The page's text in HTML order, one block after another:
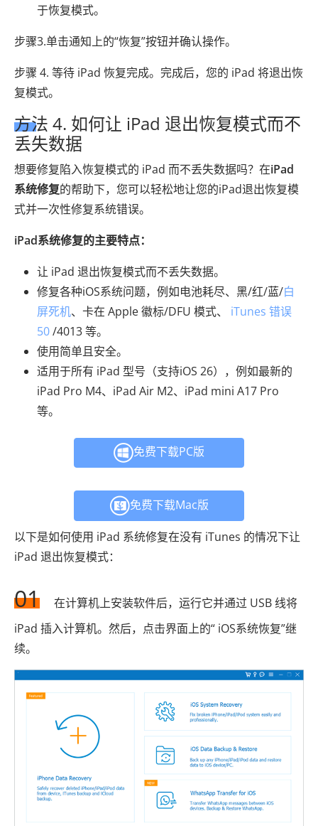
于恢复模式。
步骤3.单击通知上的“恢复”按钮并确认操作。
步骤 4. 等待 iPad 恢复完成。完成后，您的 iPad 将退出恢
复模式。
方法 4. 如何让 iPad 退出恢复模式而不
丢失数据
想要修复陷入恢复模式的 iPad 而不丢失数据吗？在iPad
系统修复的帮助下，您可以轻松地让您的iPad退出恢复模
式并一次性修复系统错误。
iPad系统修复的主要特点：
让 iPad 退出恢复模式而不丢失数据。
修复各种iOS系统问题，例如电池耗尽、黑/红/蓝/白
屏死机、卡在 Apple 徽标/DFU 模式、 iTunes 错误
50/4013 等。
使用简单且安全。
适用于所有 iPad 型号（支持iOS 26），例如最新的
iPad Pro M4、iPad Air M2、iPad mini A17 Pro
等。
免费下载PC版
免费下载Mac版
以下是如何使用 iPad 系统修复在没有 iTunes 的情况下让
iPad 退出恢复模式：
01
在计算机上安装软件后，运行它并通过 USB 线将
iPad 插入计算机。然后，点击界面上的“ iOS系统恢复”继
续。